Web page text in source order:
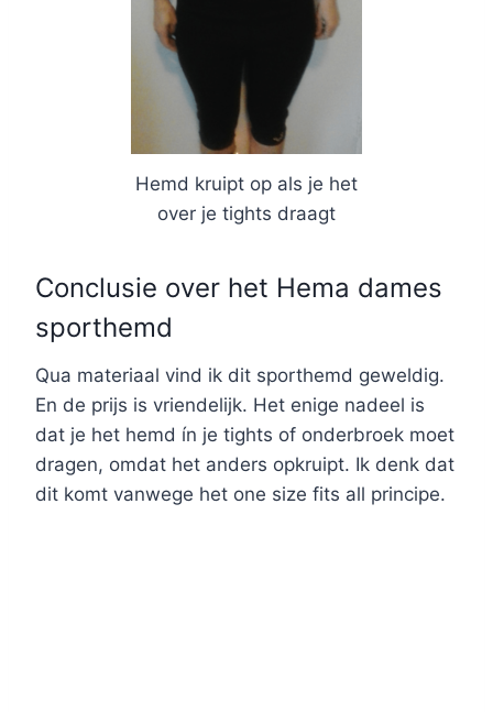
Hemd kruipt op als je het
over je tights draagt
Conclusie over het Hema dames
sporthemd
Qua materiaal vind ik dit sporthemd geweldig.
En de prijs is vriendelijk. Het enige nadeel is
dat je het hemd ín je tights of onderbroek moet
dragen, omdat het anders opkruipt. Ik denk dat
dit komt vanwege het one size fits all principe.